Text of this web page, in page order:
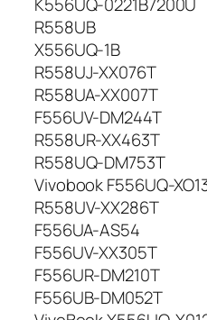
K556UQ-0221B7200U
R558UB
X556UQ-1B
R558UJ-XX076T
R558UA-XX007T
F556UV-DM244T
R558UR-XX463T
R558UQ-DM753T
Vivobook F556UQ-
R558UV-XX286T
F556UA-AS54
F556UV-XX305T
F556UR-DM210T
F556UB-DM052T